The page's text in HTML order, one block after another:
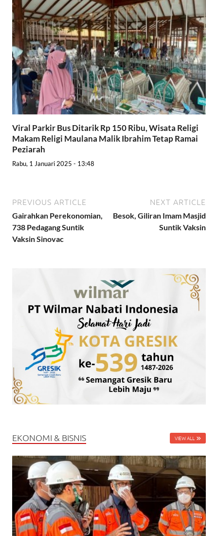
Viral Parkir Bus Ditarik Rp 150 Ribu, Wisata Religi
Makam Religi Maulana Malik Ibrahim Tetap Ramai
Peziarah
Rabu, 1 Januari 2025 - 13:48
PREVIOUS ARTICLE
Gairahkan Perekonomian,
738 Pedagang Suntik
Vaksin Sinovac
NEXT ARTICLE
Besok, Giliran Imam Masjid
Suntik Vaksin
EKONOMI & BISNIS VIEW ALL